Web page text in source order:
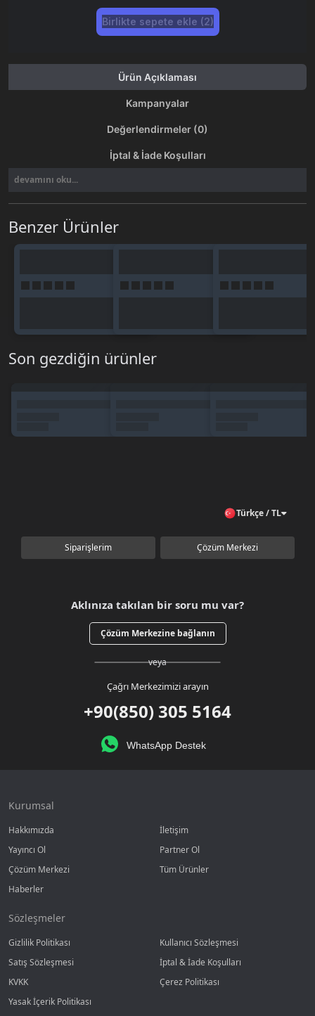
Birlikte sepete ekle (2)
Ürün Açıklaması
Kampanyalar
Değerlendirmeler (0)
İptal & İade Koşulları
devamını oku...
Benzer Ürünler
Son gezdiğin ürünler
Türkçe / TL
Siparişlerim Çözüm Merkezi
Aklınıza takılan bir soru mu var?
Çözüm Merkezine bağlanın
veya
Çağrı Merkezimizi arayın
+90(850) 305 5164
WhatsApp Destek
Kurumsal
Hakkımızda
İletişim
Yayıncı Ol
Partner Ol
Çözüm Merkezi
Tüm Ürünler
Haberler
Sözleşmeler
Gizlilik Politikası
Kullanıcı Sözleşmesi
Satış Sözleşmesi
İptal & İade Koşulları
KVKK
Çerez Politikası
Yasak İçerik Politikası